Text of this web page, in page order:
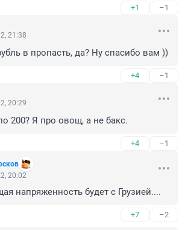
+1 –1
21:38
в пропасть, да? Ну спасибо вам ))
+4 –1
20:29
200? Я про овощ, а не бакс.
+4 –1
20:02
напряженность будет с Грузией....
+7 –2